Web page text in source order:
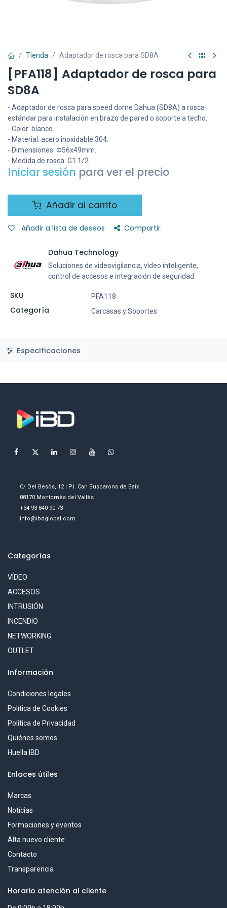
Tienda Adaptador de rosca para SD8A
[PFA118] Adaptador de rosca para
SD8A
- Adaptador de rosca para speed dome Dahua (SD8A) a rosca
estándar para instalación en brazo de pared o soporte a techo.
- Color: blanco.
- Material: acero inoxidable 304.
- Dimensiones: Φ56x49mm.
- Medida de rosca: G1 1/2.
Iniciar sesión para ver el precio
Añadir al carrito
Añadir a lista de deseos Compartir
Dahua Technology
Soluciones de videovigilancia, vídeo inteligente,
control de accesos e integración de seguridad
SKU PFA118
Categoría Carcasas y Soportes
Especificaciones
C/ Del Besòs, 12 | P.I. Can Buscarons de Baix
08170 Montornès del Vallès
+34 93 840 90 73
info@ibdglobal.com
Categorías
VÍDEO
ACCESOS
INTRUSIÓN
INCENDIO
NETWORKING
OUTLET
Información
Condiciones legales
Política de Cookies
Política de Privacidad
Quiénes somos
Huella IBD
Enlaces útiles
Marcas
Notícias
Formaciones y eventos
Alta nuevo cliente
Contacto
Transparencia
Horario atención al cliente